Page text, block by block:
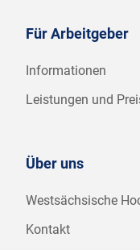
Für Arbeitgeber
Informationen
Leistungen und
Über uns
Westsächsische
Kontakt